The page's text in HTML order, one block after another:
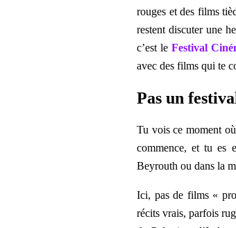
rouges et des films
restent discuter une
c’est le Festival
avec des films qui te
Pas un
Tu vois ce moment
commence, et tu es
Beyrouth ou dans la
Ici, pas de films «
récits vrais, parfois